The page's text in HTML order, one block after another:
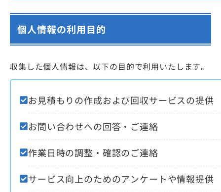
個人情報の利用目的
収集した個人情報は、以下の目的で利用いたします。
お見積もりの作成および回収サービスの提供
お問い合わせへの回答・ご連絡
作業日時の調整・確認のご連絡
サービス向上のためのアンケートや情報提供